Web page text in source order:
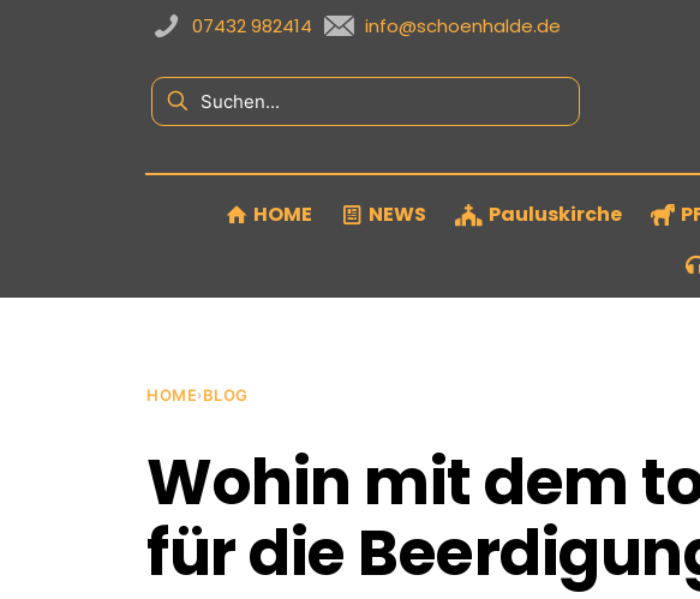
07432 982414 info@schoenhalde.de
HOME NEWS Pauluskirche
HOME› BLOG
Wohin mit dem
für die